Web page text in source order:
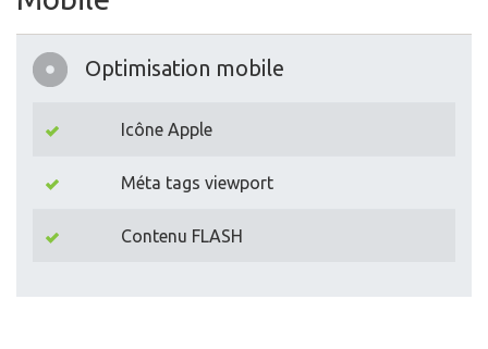
Optimisation mobile
Icône Apple
Méta tags viewport
Contenu FLASH